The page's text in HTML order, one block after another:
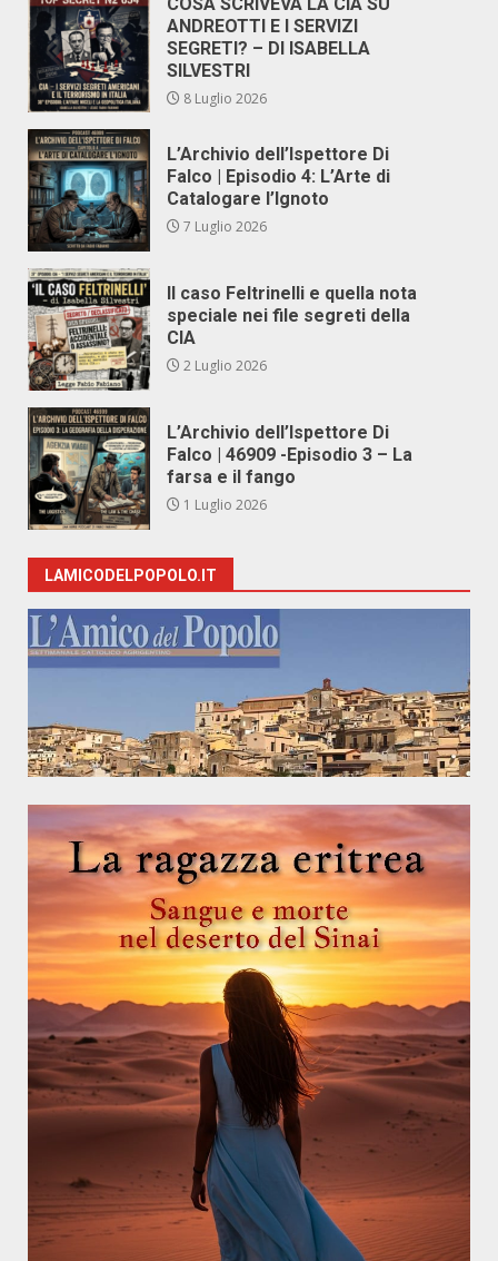
ANDREOTTI E I SERVIZI
SEGRETI? – DI ISABELLA
SILVESTRI
8 Luglio 2026
L’Archivio dell’Ispettore Di
Falco | Episodio 4: L’Arte di
Catalogare l’Ignoto
7 Luglio 2026
Il caso Feltrinelli e quella nota
speciale nei file segreti della
CIA
2 Luglio 2026
L’Archivio dell’Ispettore Di
Falco | 46909 -Episodio 3 – La
farsa e il fango
1 Luglio 2026
LAMICODELPOPOLO.IT